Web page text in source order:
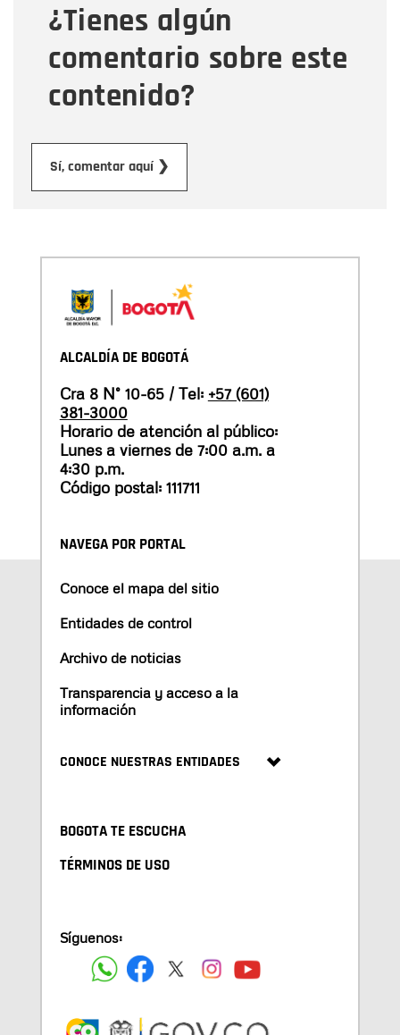
¿Tienes algún
comentario sobre este
contenido?
Sí, comentar aquí ❯
Mensaje
ALCALDÍA DE BOGOTÁ
Cra 8 N° 10-65 / Tel: +57 (601)
381-3000
Horario de atención al público:
Lunes a viernes de 7:00 a.m. a
4:30 p.m.
Código postal: 111711
NAVEGA POR PORTAL
Conoce el mapa del sitio
Entidades de control
Archivo de noticias
Transparencia y acceso a la
información
CONOCE NUESTRAS ENTIDADES
BOGOTA TE ESCUCHA
TÉRMINOS DE USO
Síguenos: